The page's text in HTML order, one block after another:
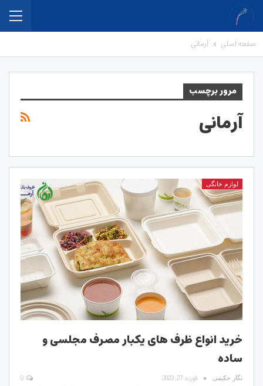
صفحه اصلی آرمانی
مرور برچسب
آرمانی
لوازم خانگی
خرید انواع ظرف های یکبار مصرف مجلسی و
ساده
نگار حکیمی فوریه 27, 2023